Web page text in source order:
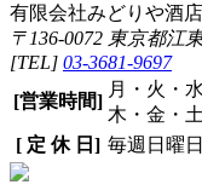
有限会社みどりや酒
〒136-0072 東京都江
[TEL] 03-3681-9697
[営業時間]
月・火・
木・金・
[ 定 休 日] 毎週日曜